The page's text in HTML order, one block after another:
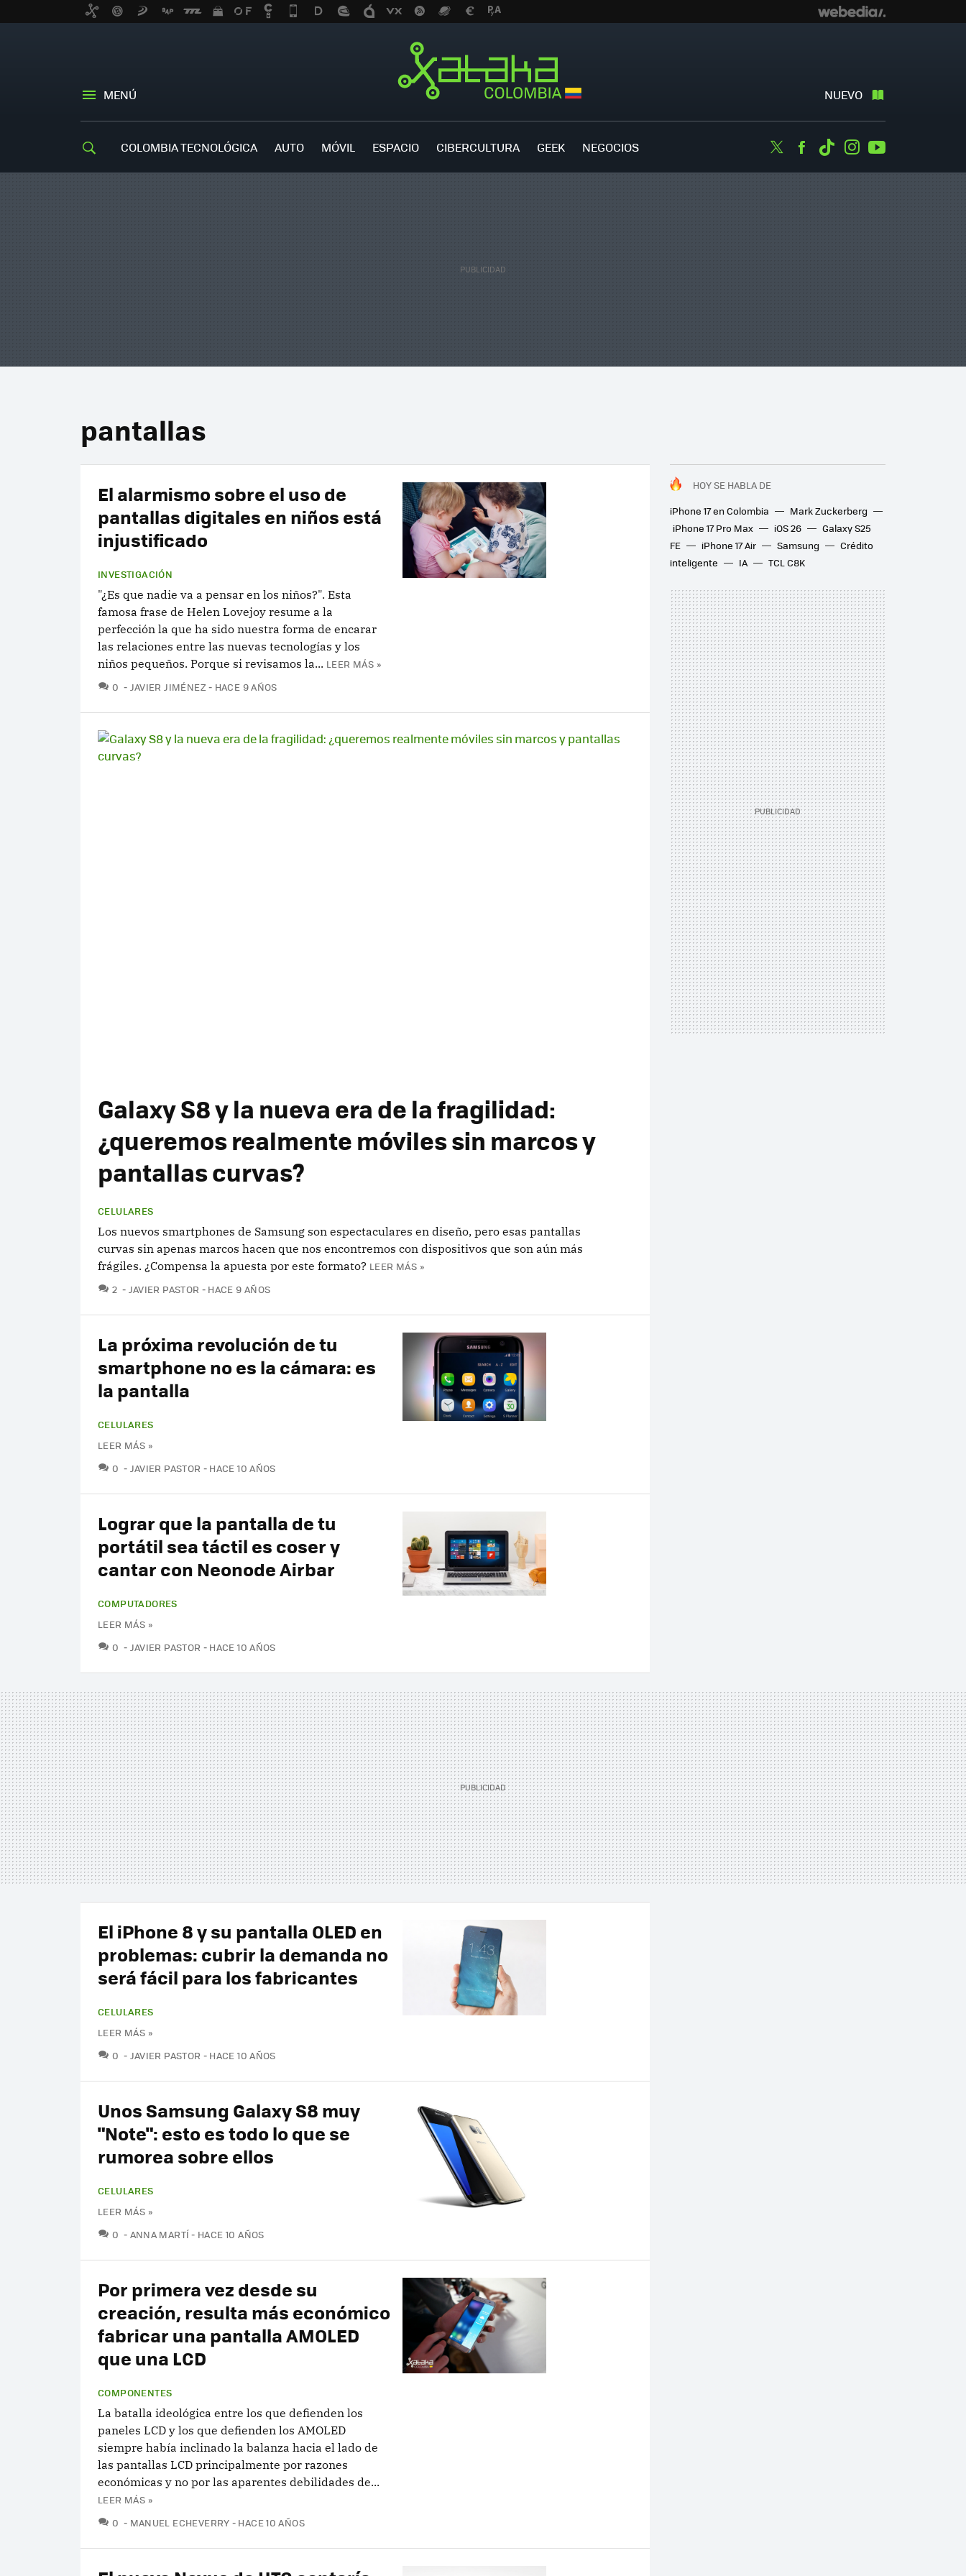
MENÚ NUEVO
COLOMBIA TECNOLÓGICA AUTO MÓVIL ESPACIO CIBERCULTURA GEEK NEGOCIOS TwitterFacebook
TiktokInstagram
pantallas
HOY SE HABLA DE
iPhone 17 en Colombia
Mark Zuckerberg
iPhone 17 Pro Max
iOS 26
Galaxy S25
FE
iPhone 17 Air Samsung
Crédito
inteligente
IA TCL C8K
El alarmismo sobre el uso de
pantallas digitales en niños está
injustificado
INVESTIGACIÓN
"¿Es que nadie va a pensar en los niños?". Esta
famosa frase de Helen Lovejoy resume a la
perfección la que ha sido nuestra forma de encarar
las relaciones entre las nuevas tecnologías y los
niños pequeños. Porque si revisamos la... LEER MÁS »
0 COMENTARIOS
JAVIER JIMÉNEZ HACE 9 AÑOS
Galaxy S8 y la nueva era de la fragilidad:
¿queremos realmente móviles sin marcos y
pantallas curvas?
CELULARES
Los nuevos smartphones de Samsung son espectaculares en diseño, pero esas pantallas
curvas sin apenas marcos hacen que nos encontremos con dispositivos que son aún más
frágiles. ¿Compensa la apuesta por este formato? LEER MÁS »
2 COMENTARIOS
JAVIER PASTOR HACE 9 AÑOS
La próxima revolución de tu
smartphone no es la cámara: es
la pantalla
CELULARES
LEER MÁS »
0 COMENTARIOS
JAVIER PASTOR HACE 10 AÑOS
Lograr que la pantalla de tu
portátil sea táctil es coser y
cantar con Neonode Airbar
COMPUTADORES
LEER MÁS »
0 COMENTARIOS
JAVIER PASTOR HACE 10 AÑOS
El iPhone 8 y su pantalla OLED en
problemas: cubrir la demanda no
será fácil para los fabricantes
CELULARES
LEER MÁS »
0 COMENTARIOS
JAVIER PASTOR HACE 10 AÑOS
Unos Samsung Galaxy S8 muy
"Note": esto es todo lo que se
rumorea sobre ellos
CELULARES
LEER MÁS »
0 COMENTARIOS
ANNA MARTÍ HACE 10 AÑOS
Por primera vez desde su
creación, resulta más económico
fabricar una pantalla AMOLED
que una LCD
COMPONENTES
La batalla ideológica entre los que defienden los
paneles LCD y los que defienden los AMOLED
siempre había inclinado la balanza hacia el lado de
las pantallas LCD principalmente por razones
económicas y no por las aparentes debilidades de...
LEER MÁS »
0 COMENTARIOS
MANUEL ECHEVERRY HACE 10 AÑOS